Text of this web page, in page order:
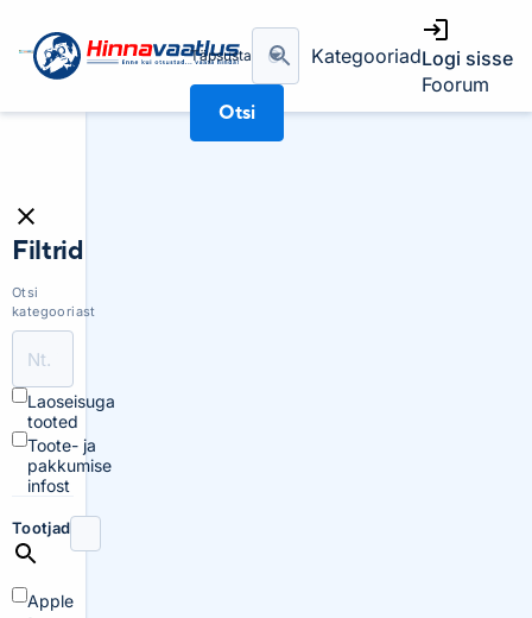
Täpsusta
Otsi
KategooriadLogi sisse
Foorum
Filtrid
Otsi
kategooriast
Laoseisuga
tooted
Toote- ja
pakkumise
infost
Tootjad
Apple